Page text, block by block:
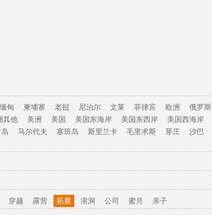
缅甸 柬埔寨 老挝 尼泊尔 文莱 菲律宾 欧洲 俄罗斯
其他 美洲 美国 美国东海岸 美国东西岸 美国西海岸
马尔代夫 塞班岛 斯里兰卡 毛里求斯 芽庄 沙巴
穿越 露营 拓展 溶洞 公司 蜜月 亲子